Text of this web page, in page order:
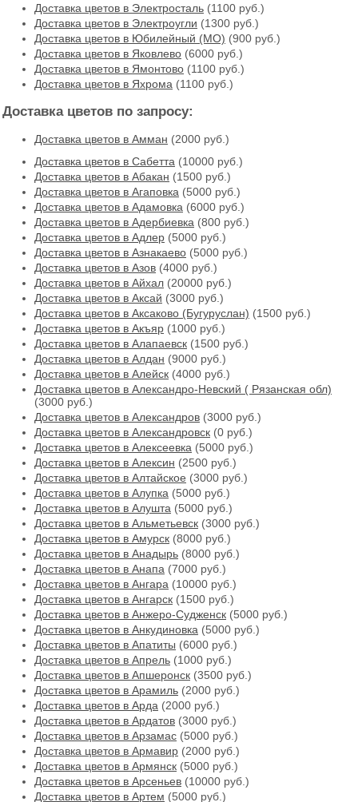
Доставка цветов в Электросталь (1100 руб.)
Доставка цветов в Электроугли (1300 руб.)
Доставка цветов в Юбилейный (МО) (900 руб.)
Доставка цветов в Яковлево (6000 руб.)
Доставка цветов в Ямонтово (1100 руб.)
Доставка цветов в Яхрома (1100 руб.)
Доставка цветов по запросу:
Доставка цветов в Амман (2000 руб.)
Доставка цветов в Cабетта (10000 руб.)
Доставка цветов в Абакан (1500 руб.)
Доставка цветов в Агаповка (5000 руб.)
Доставка цветов в Адамовка (6000 руб.)
Доставка цветов в Адербиевка (800 руб.)
Доставка цветов в Адлер (5000 руб.)
Доставка цветов в Азнакаево (5000 руб.)
Доставка цветов в Азов (4000 руб.)
Доставка цветов в Айхал (20000 руб.)
Доставка цветов в Аксай (3000 руб.)
Доставка цветов в Аксаково (Бугуруслан) (1500 руб.)
Доставка цветов в Акъяр (1000 руб.)
Доставка цветов в Алапаевск (1500 руб.)
Доставка цветов в Алдан (9000 руб.)
Доставка цветов в Алейск (4000 руб.)
Доставка цветов в Александро-Невский ( Рязанская обл)
(3000 руб.)
Доставка цветов в Александров (3000 руб.)
Доставка цветов в Александровск (0 руб.)
Доставка цветов в Алексеевка (5000 руб.)
Доставка цветов в Алексин (2500 руб.)
Доставка цветов в Алтайское (3000 руб.)
Доставка цветов в Алупка (5000 руб.)
Доставка цветов в Алушта (5000 руб.)
Доставка цветов в Альметьевск (3000 руб.)
Доставка цветов в Амурск (8000 руб.)
Доставка цветов в Анадырь (8000 руб.)
Доставка цветов в Анапа (7000 руб.)
Доставка цветов в Ангара (10000 руб.)
Доставка цветов в Ангарск (1500 руб.)
Доставка цветов в Анжеро-Судженск (5000 руб.)
Доставка цветов в Анкудиновка (5000 руб.)
Доставка цветов в Апатиты (6000 руб.)
Доставка цветов в Апрель (1000 руб.)
Доставка цветов в Апшеронск (3500 руб.)
Доставка цветов в Арамиль (2000 руб.)
Доставка цветов в Арда (2000 руб.)
Доставка цветов в Ардатов (3000 руб.)
Доставка цветов в Арзамас (5000 руб.)
Доставка цветов в Армавир (2000 руб.)
Доставка цветов в Армянск (5000 руб.)
Доставка цветов в Арсеньев (10000 руб.)
Доставка цветов в Артем (5000 руб.)